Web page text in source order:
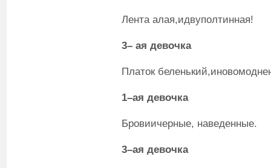
Лента алая,идвуполтинная!
3– ая девочка
Платок
1–ая девочка
Бровиичерные, наведенные.
3–ая девочка